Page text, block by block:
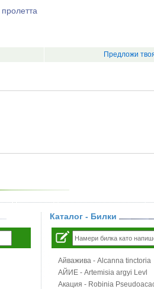
Предложи
Каталог - Билки
Айважива - Alcanna tinctoria
АЙИЕ - Artemisia argyi Levl
Акация - Robinia